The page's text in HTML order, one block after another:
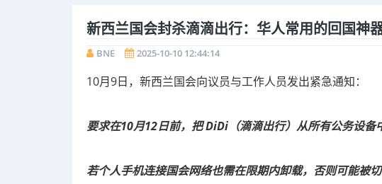
新西兰国会封杀滴滴出行：华人常用的回国神
BNE 2025-10-10 12:44:14
10月9日，新西兰国会向议员与工作人员发出紧急通知：
要求在10月12日前，把 DiDi（滴滴出行）从所有公务设备
若个人手机连接国会网络也需在限期内卸载，否则可能被